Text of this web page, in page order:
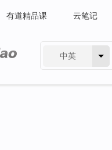
有道精品课 云笔记
中英